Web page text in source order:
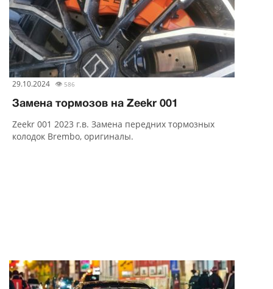
29.10.2024 👁 586
Замена тормозов на Zeekr 001
Zeekr 001 2023 г.в. Замена передних тормозных
колодок Brembo, оригиналы.